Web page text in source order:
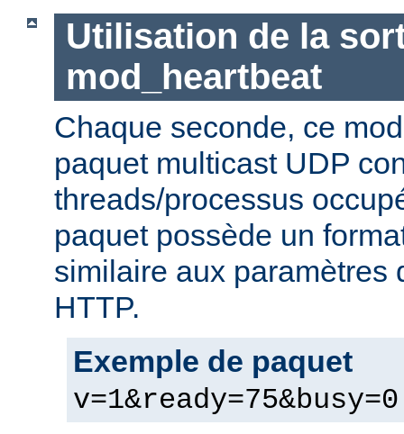
Utilisation de la
mod_heartbeat
Chaque seconde, ce
paquet multicast UDP
threads/processus
paquet possède un
similaire aux paramètres
HTTP.
Exemple de paquet
v=1&ready=75&busy=0